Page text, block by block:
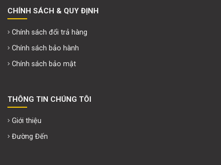
CHÍNH SÁCH & QUY ĐỊNH
Chính sách đổi trả hàng
Chính sách bảo hành
Chính sách bảo mật
THÔNG TIN CHÚNG TÔI
Giới thiệu
Đường Đến